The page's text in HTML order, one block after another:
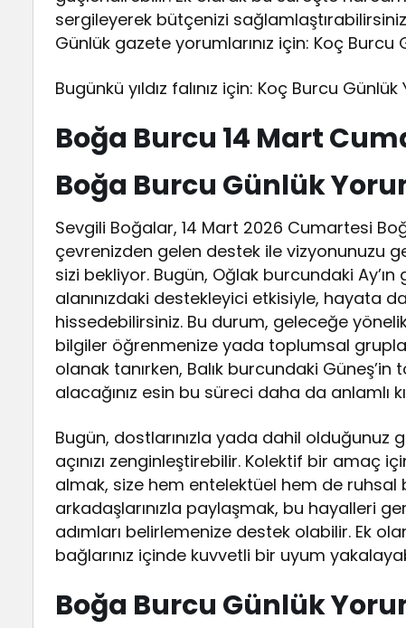
sergileyerek bütçenizi
Günlük gazete yorumlarınız için: Koç Burcu
Bugünkü yıldız falınız için: Koç Burcu Günlük
Boğa Burcu 14 Mart
Boğa Burcu Günlük
Sevgili Boğalar, 14 Mart 2026 Cumartesi
çevrenizden gelen destek ile vizyonunuzu
sizi bekliyor. Bugün, Oğlak burcundaki
alanınızdaki destekleyici etkisiyle, hayata
hissedebilirsiniz. Bu durum, geleceğe
bilgiler öğrenmenize yada toplumsal
olanak tanırken, Balık burcundaki
alacağınız esin bu süreci daha da anlamlı
Bugün, dostlarınızla yada dahil olduğunuz
açınızı zenginleştirebilir. Kolektif bir
almak, size hem entelektüel hem de
arkadaşlarınızla paylaşmak, bu hayalleri
adımları belirlemenize destek olabilir. Ek
bağlarınız içinde kuvvetli bir uyum
Boğa Burcu Günlük